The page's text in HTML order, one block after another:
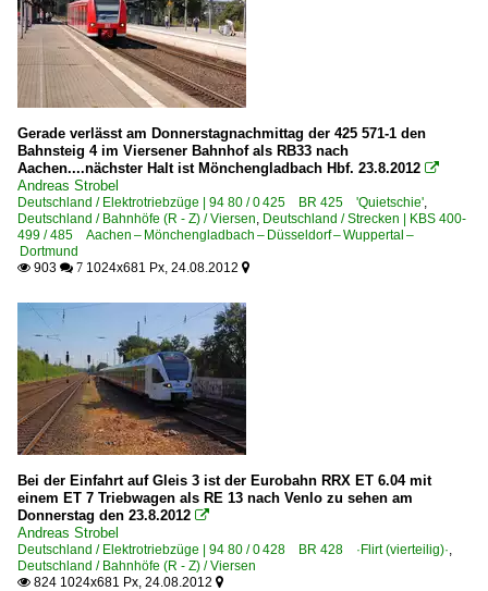
Gerade verlässt am Donnerstagnachmittag der 425 571-1 den
Bahnsteig 4 im Viersener Bahnhof als RB33 nach
Aachen....nächster Halt ist Mönchengladbach Hbf. 23.8.2012 
Andreas Strobel
Deutschland / Elektrotriebzüge | 94 80 / 0 425 BR 425 'Quietschie',
Deutschland / Bahnhöfe (R - Z) / Viersen, Deutschland / Strecken | KBS 400-
499 / 485 Aachen – Mönchengladbach – Düsseldorf – Wuppertal –
Dortmund
 903  7 1024x681 Px, 24.08.2012 
Bei der Einfahrt auf Gleis 3 ist der Eurobahn RRX ET 6.04 mit
einem ET 7 Triebwagen als RE 13 nach Venlo zu sehen am
Donnerstag den 23.8.2012 
Andreas Strobel
Deutschland / Elektrotriebzüge | 94 80 / 0 428 BR 428 ·Flirt (vierteilig)·,
Deutschland / Bahnhöfe (R - Z) / Viersen
 824 1024x681 Px, 24.08.2012 